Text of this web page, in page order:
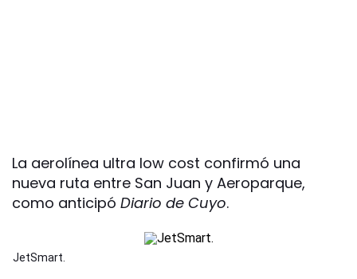
La aerolínea ultra low cost confirmó una
nueva ruta entre San Juan y Aeroparque,
como anticipó Diario de Cuyo.
JetSmart.